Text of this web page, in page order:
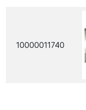
10000011740